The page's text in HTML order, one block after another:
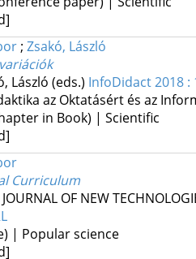
; Zsakó, László
László (eds.) InfoDidact 2018
az Oktatásért és az
in Book) | Scientific
Curriculum
OF NEW
| Popular science